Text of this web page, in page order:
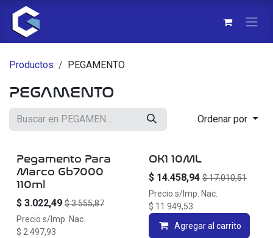
Ir al contenido
Productos PEGAMENTO
PEGAMENTO
Ordenar por
Pegamento Para
Marco Gb7000
110ml
$ 3.022,49 $3.555,87
Precio s/Imp. Nac.
$ 2.497,93
OK1 10ML
$ 14.458,94 $17.010,51
Precio s/Imp. Nac.
$ 11.949,53
Agregar al carrito